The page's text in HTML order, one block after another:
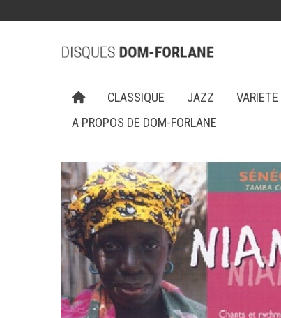
CLASSIQUE JAZZ VARIETE
A PROPOS DE DOM-FORLANE